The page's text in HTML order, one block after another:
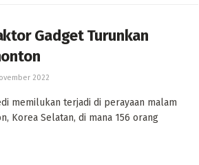
Gadget Turunkan
2022
memilukan terjadi di perayaan malam
Korea Selatan, di mana 156 orang